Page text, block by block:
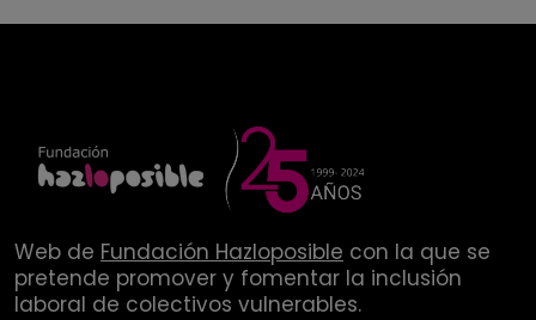
Web de Fundación Hazloposible con la que se
pretende promover y fomentar la inclusión
laboral de colectivos vulnerables.